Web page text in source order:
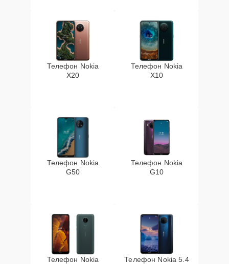
Телефон Nokia
X20
Телефон Nokia
X10
Телефон Nokia
G50
Телефон Nokia
G10
Телефон Nokia
Телефон Nokia 5.4